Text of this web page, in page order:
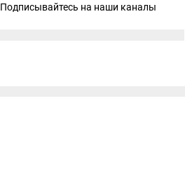
Подписывайтесь на наши каналы